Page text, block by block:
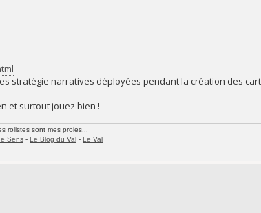
stratégie narratives déployées pendant la création des
et surtout jouez bien !
rolistes sont mes proies...
Sens - Le Blog du Val - Le Val